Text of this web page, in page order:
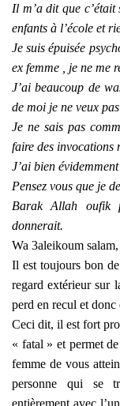
Il m’a dit que c’était
enfants à l’école et
Je suis épuisée
ex femme , je ne me
J’ai beaucoup de
de moi je ne veux
Je ne sais pas
faire des invocations
J’ai bien
Pensez vous que je
Barak Allah oufik
donnerait.
Wa 3aleikoum
Il est toujours bon
regard extérieur sur
perd en recul et donc
Ceci dit, il est fort
« fatal » et permet
femme de vous
personne qui se
entièrement avec